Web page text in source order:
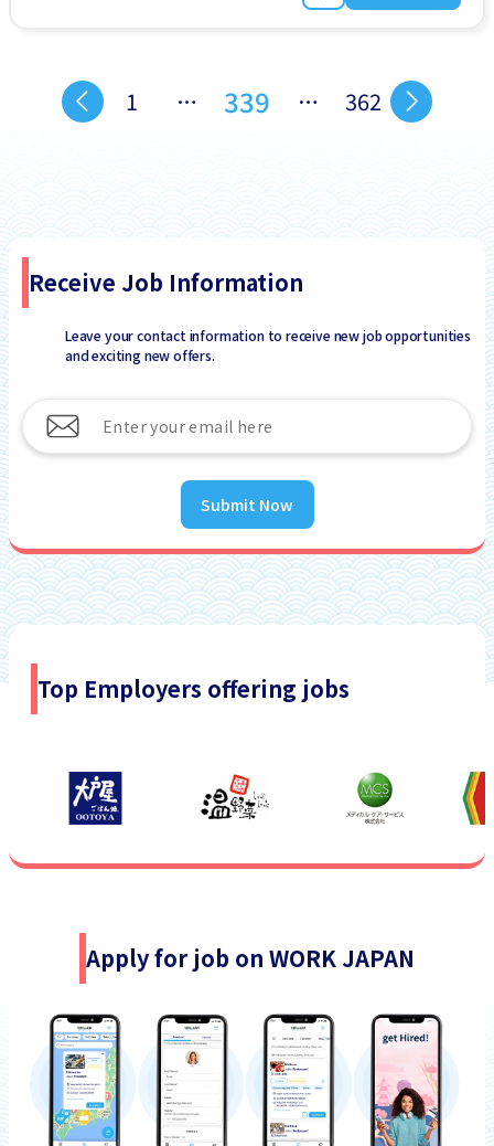
1 … 339 … 362
Receive Job Information
Leave your contact information to receive new job opportunities
and exciting new offers.
Submit Now
Top Employers offering jobs
Apply for job on WORK JAPAN